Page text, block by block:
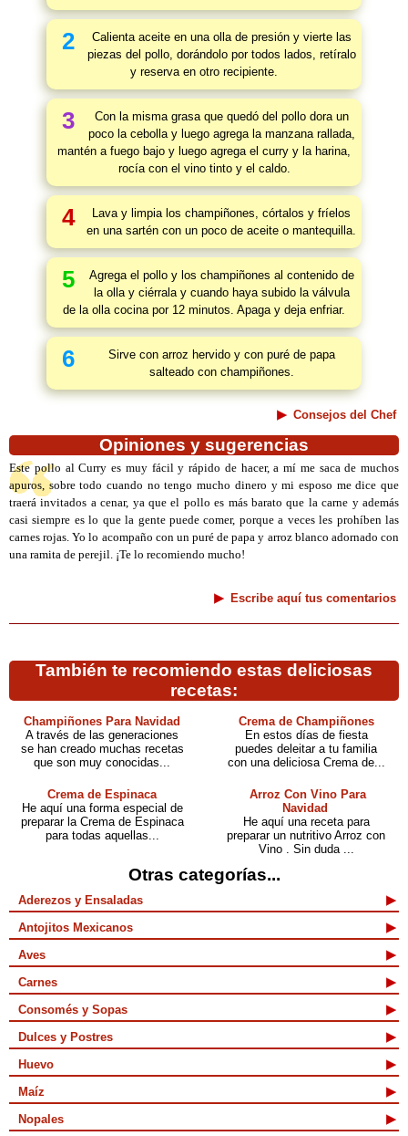
2
Calienta aceite en una olla de presión y vierte las
piezas del pollo, dorándolo por todos lados, retíralo
y reserva en otro recipiente.
3
Con la misma grasa que quedó del pollo dora un
poco la cebolla y luego agrega la manzana rallada,
mantén a fuego bajo y luego agrega el curry y la harina,
rocía con el vino tinto y el caldo.
4
Lava y limpia los champiñones, córtalos y fríelos
en una sartén con un poco de aceite o mantequilla.
5
Agrega el pollo y los champiñones al contenido de
la olla y ciérrala y cuando haya subido la válvula
de la olla cocina por 12 minutos. Apaga y deja enfriar.
6
Sirve con arroz hervido y con puré de papa
salteado con champiñones.
Consejos del Chef
Opiniones y sugerencias
Este pollo al Curry es muy fácil y rápido de hacer, a mí me saca de muchos
apuros, sobre todo cuando no tengo mucho dinero y mi esposo me dice que
traerá invitados a cenar, ya que el pollo es más barato que la carne y además
casi siempre es lo que la gente puede comer, porque a veces les prohíben las
carnes rojas. Yo lo acompaño con un puré de papa y arroz blanco adornado con
una ramita de perejil. ¡Te lo recomiendo mucho!
Escribe aquí tus comentarios
También te recomiendo estas deliciosas
recetas:
Champiñones Para Navidad
A través de las generaciones
se han creado muchas recetas
que son muy conocidas...
Crema de Champiñones
En estos días de fiesta
puedes deleitar a tu familia
con una deliciosa Crema de...
Crema de Espinaca
He aquí una forma especial de
preparar la Crema de Espinaca
para todas aquellas...
Arroz Con Vino Para
Navidad
He aquí una receta para
preparar un nutritivo Arroz con
Vino . Sin duda ...
Otras categorías...
Aderezos y Ensaladas
Antojitos Mexicanos
Aves
Carnes
Consomés y Sopas
Dulces y Postres
Huevo
Maíz
Nopales